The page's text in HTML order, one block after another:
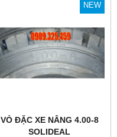
NEW
VỎ ĐẶC XE NÂNG 4.00-8
SOLIDEAL